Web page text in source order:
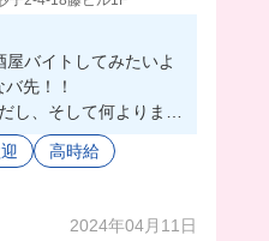
バイトしてみたいよ
先！！
し、そして何よりまか
よ〜😍
高時給
2024年04月11日